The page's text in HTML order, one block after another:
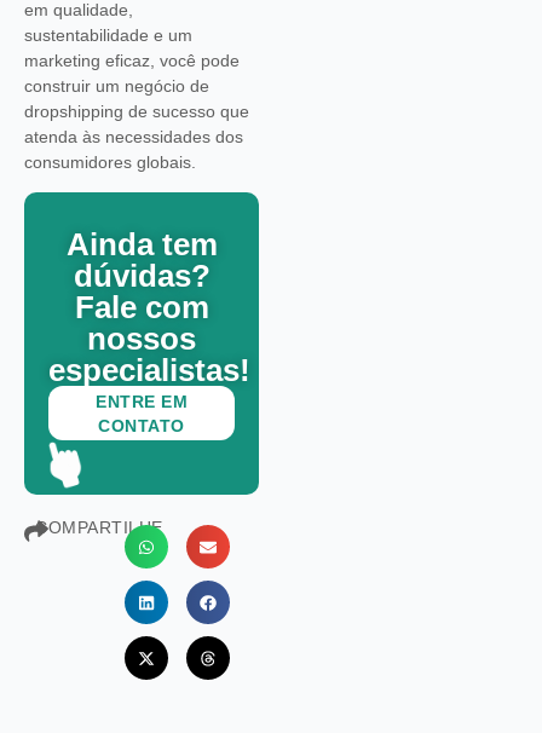
em qualidade,
sustentabilidade e um
marketing eficaz, você pode
construir um negócio de
dropshipping de sucesso que
atenda às necessidades dos
consumidores globais.
Ainda tem
dúvidas?
Fale com
nossos
especialistas!
ENTRE EM
CONTATO
COMPARTILHE